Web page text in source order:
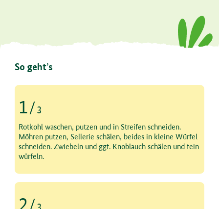
So geht’s
1/ 3
Schritt 1 von 3
Rotkohl waschen, putzen und in Streifen schneiden.
Möhren putzen, Sellerie schälen, beides in kleine Würfel
schneiden. Zwiebeln und ggf. Knoblauch schälen und fein
würfeln.
2 /